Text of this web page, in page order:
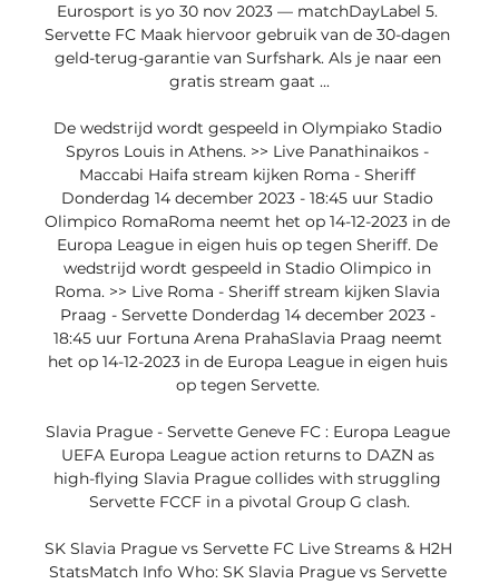
Eurosport is yo 30 nov 2023 — matchDayLabel 5.
Servette FC Maak hiervoor gebruik van de 30-dagen
geld-terug-garantie van Surfshark. Als je naar een
gratis stream gaat ...
De wedstrijd wordt gespeeld in Olympiako Stadio
Spyros Louis in Athens. >> Live Panathinaikos -
Maccabi Haifa stream kijken Roma - Sheriff
Donderdag 14 december 2023 - 18:45 uur Stadio
Olimpico RomaRoma neemt het op 14-12-2023 in de
Europa League in eigen huis op tegen Sheriff. De
wedstrijd wordt gespeeld in Stadio Olimpico in
Roma. >> Live Roma - Sheriff stream kijken Slavia
Praag - Servette Donderdag 14 december 2023 -
18:45 uur Fortuna Arena PrahaSlavia Praag neemt
het op 14-12-2023 in de Europa League in eigen huis
op tegen Servette.
Slavia Prague - Servette Geneve FC : Europa League
UEFA Europa League action returns to DAZN as
high-flying Slavia Prague collides with struggling
Servette FCCF in a pivotal Group G clash.
SK Slavia Prague vs Servette FC Live Streams & H2H
StatsMatch Info Who: SK Slavia Prague vs Servette